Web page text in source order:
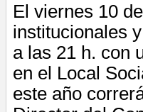
El viernes 10
institucionales
a las 21 h. con
en el Local
este año